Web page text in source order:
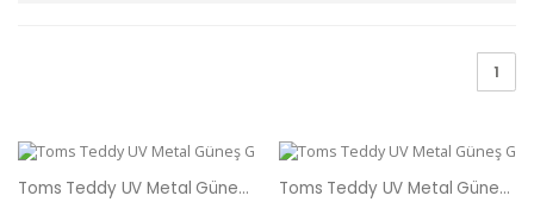
1
Toms Teddy UV Metal Güneş Gözlüğü Toms Teddy UV Metal Güneş Gözlüğü